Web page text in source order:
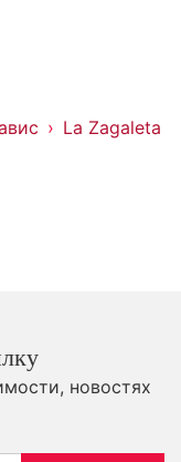
La Zagaleta
новостях